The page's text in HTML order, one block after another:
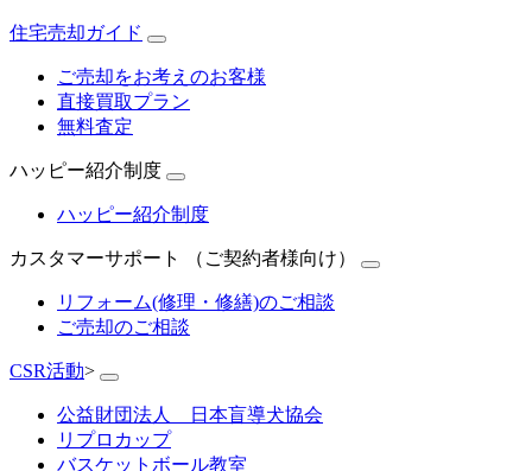
住宅売却ガイド
ご売却をお考えのお客様
直接買取プラン
無料査定
ハッピー紹介制度
ハッピー紹介制度
カスタマーサポート （ご契約者様向け）
リフォーム(修理・修繕)のご相談
ご売却のご相談
CSR活動>
公益財団法人 日本盲導犬協会
リプロカップ
バスケットボール教室